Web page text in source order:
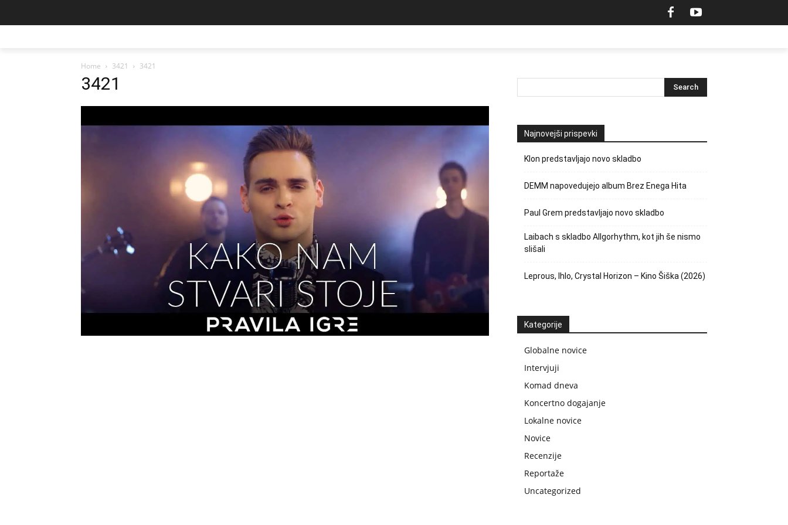
Home 3421 3421
3421
Najnovejši prispevki
Klon predstavljajo novo skladbo
DEMM napovedujejo album Brez Enega Hita
Paul Grem predstavljajo novo skladbo
Laibach s skladbo Allgorhythm, kot jih še nismo
slišali
Leprous, Ihlo, Crystal Horizon – Kino Šiška (2026)
Kategorije
Globalne novice
Intervjuji
Komad dneva
Koncertno dogajanje
Lokalne novice
Novice
Recenzije
Reportaže
Uncategorized